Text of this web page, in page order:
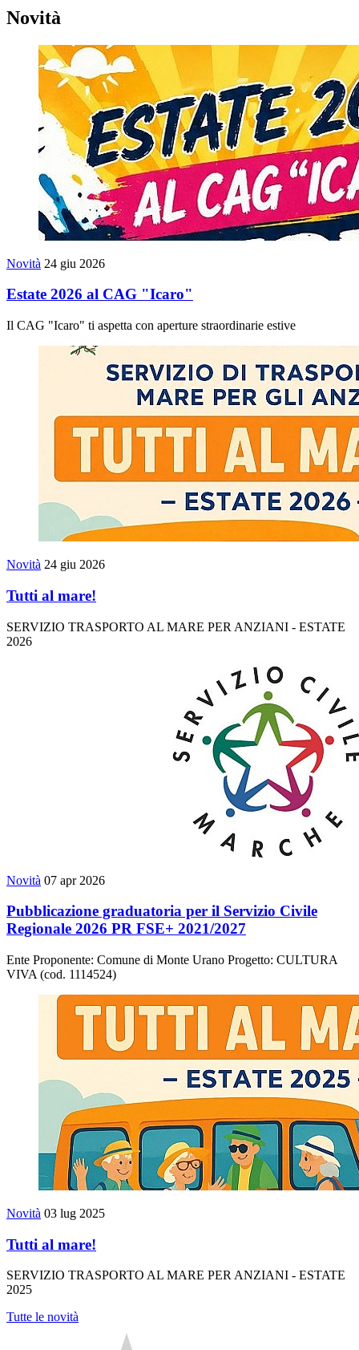
Novità
Novità 24 giu 2026
Estate 2026 al CAG "Icaro"
Il CAG "Icaro" ti aspetta con aperture straordinarie estive
Novità 24 giu 2026
Tutti al mare!
SERVIZIO TRASPORTO AL MARE PER ANZIANI - ESTATE
2026
Novità 07 apr 2026
Pubblicazione graduatoria per il Servizio Civile
Regionale 2026 PR FSE+ 2021/2027
Ente Proponente: Comune di Monte Urano Progetto: CULTURA
VIVA (cod. 1114524)
Novità 03 lug 2025
Tutti al mare!
SERVIZIO TRASPORTO AL MARE PER ANZIANI - ESTATE
2025
Tutte le novità